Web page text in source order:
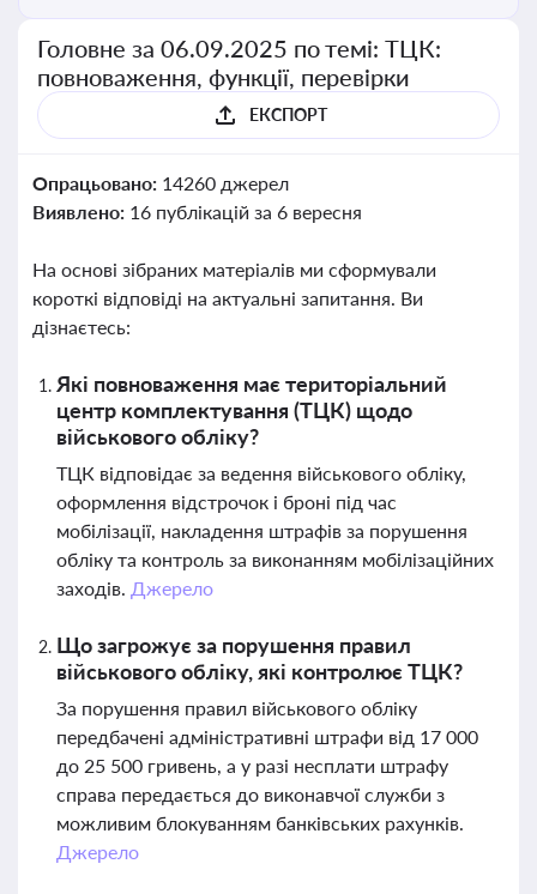
Головне за 06.09.2025 по темі: ТЦК:
повноваження, функції, перевірки
ЕКСПОРТ
Опрацьовано: 14260 джерел
Виявлено: 16 публікацій за 6 вересня
На основі зібраних матеріалів ми сформували
короткі відповіді на актуальні запитання. Ви
дізнаєтесь:
Які повноваження має територіальний
центр комплектування (ТЦК) щодо
військового обліку?
ТЦК відповідає за ведення військового обліку,
оформлення відстрочок і броні під час
мобілізації, накладення штрафів за порушення
обліку та контроль за виконанням мобілізаційних
заходів. Джерело
Що загрожує за порушення правил
військового обліку, які контролює ТЦК?
За порушення правил військового обліку
передбачені адміністративні штрафи від 17 000
до 25 500 гривень, а у разі несплати штрафу
справа передається до виконавчої служби з
можливим блокуванням банківських рахунків.
Джерело